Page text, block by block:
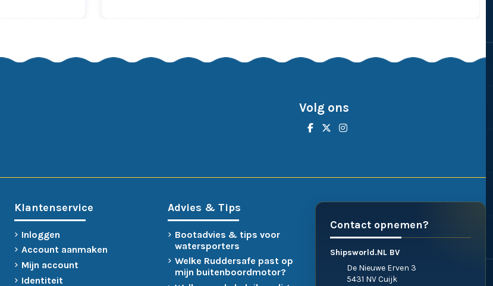
Volg ons
Klantenservice
Inloggen
Account aanmaken
Mijn account
Identiteit
Advies & Tips
Bootadvies & tips voor
watersporters
Welke Ruddersafe past op
mijn buitenboordmotor?
Contact opnemen?
Shipsworld.NL BV
De Nieuwe Erven 3
5431 NV Cuijk